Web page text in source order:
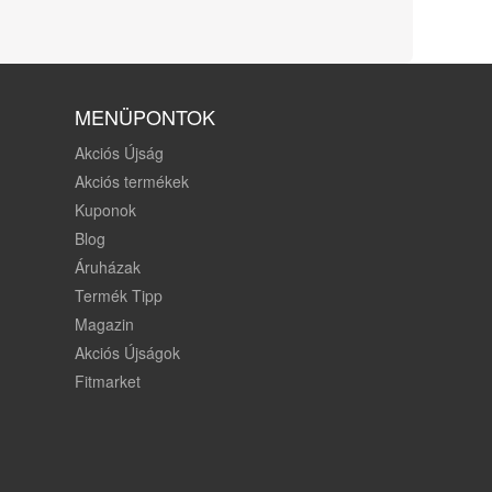
MENÜPONTOK
Akciós Újság
Akciós termékek
Kuponok
Blog
Áruházak
Termék Tipp
Magazin
Akciós Újságok
Fitmarket